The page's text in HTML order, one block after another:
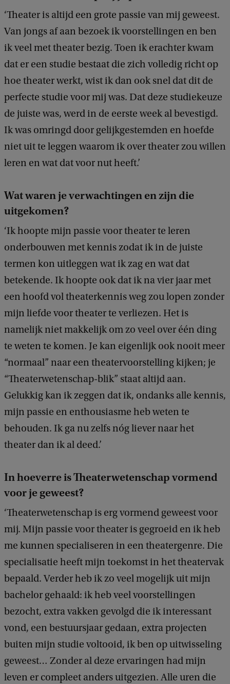
‘Theater is altijd een grote passie van mij geweest.
Van jongs af aan bezoek ik voorstellingen en ben
ik veel met theater bezig. Toen ik erachter kwam
dat er een studie bestaat die zich volledig richt op
hoe theater werkt, wist ik dan ook snel dat dit de
perfecte studie voor mij was. Dat deze studiekeuze
de juiste was, werd in de eerste week al bevestigd.
Ik was omringd door gelijkgestemden en hoefde
niet uit te leggen waarom ik over theater zou willen
leren en wat dat voor nut heeft.’
Wat waren je verwachtingen en zijn die
uitgekomen?
‘Ik hoopte mijn passie voor theater te leren
onderbouwen met kennis zodat ik in de juiste
termen kon uitleggen wat ik zag en wat dat
betekende. Ik hoopte ook dat ik na vier jaar met
een hoofd vol theaterkennis weg zou lopen zonder
mijn liefde voor theater te verliezen. Het is
namelijk niet makkelijk om zo veel over één ding
te weten te komen. Je kan eigenlijk ook nooit meer
“normaal” naar een theatervoorstelling kijken; je
“Theaterwetenschap-blik” staat altijd aan.
Gelukkig kan ik zeggen dat ik, ondanks alle kennis,
mijn passie en enthousiasme heb weten te
behouden. Ik ga nu zelfs nóg liever naar het
theater dan ik al deed.’
In hoeverre is Theaterwetenschap vormend
voor je geweest?
‘Theaterwetenschap is erg vormend geweest voor
mij. Mijn passie voor theater is gegroeid en ik heb
me kunnen specialiseren in een theatergenre. Die
specialisatie heeft mijn toekomst in het theatervak
bepaald. Verder heb ik zo veel mogelijk uit mijn
bachelor gehaald: ik heb veel voorstellingen
bezocht, extra vakken gevolgd die ik interessant
vond, een bestuursjaar gedaan, extra projecten
buiten mijn studie voltooid, ik ben op uitwisseling
geweest… Zonder al deze ervaringen had mijn
leven er compleet anders uitgezien. Alle uren die